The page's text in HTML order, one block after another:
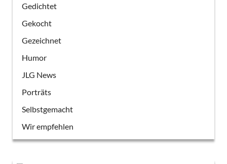
Gedichtet
Gekocht
Gezeichnet
Humor
JLG News
Porträts
Selbstgemacht
Wir empfehlen